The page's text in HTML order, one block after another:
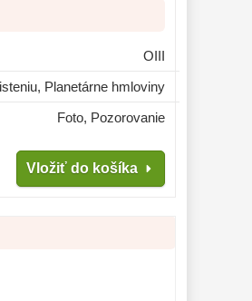
OIII
Planetárne hmloviny
Foto, Pozorovanie
Vložiť do košíka